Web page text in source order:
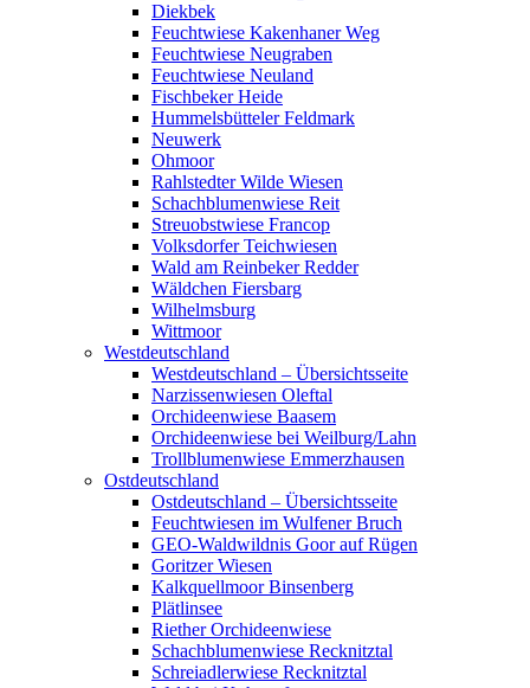
Diekbek
Feuchtwiese Kakenhaner Weg
Feuchtwiese Neugraben
Feuchtwiese Neuland
Fischbeker Heide
Hummelsbütteler Feldmark
Neuwerk
Ohmoor
Rahlstedter Wilde Wiesen
Schachblumenwiese Reit
Streuobstwiese Francop
Volksdorfer Teichwiesen
Wald am Reinbeker Redder
Wäldchen Fiersbarg
Wilhelmsburg
Wittmoor
Westdeutschland
Westdeutschland – Übersichtsseite
Narzissenwiesen Oleftal
Orchideenwiese Baasem
Orchideenwiese bei Weilburg/Lahn
Trollblumenwiese Emmerzhausen
Ostdeutschland
Ostdeutschland – Übersichtsseite
Feuchtwiesen im Wulfener Bruch
GEO-Waldwildnis Goor auf Rügen
Goritzer Wiesen
Kalkquellmoor Binsenberg
Plätlinsee
Riether Orchideenwiese
Schachblumenwiese Recknitztal
Schreiadlerwiese Recknitztal